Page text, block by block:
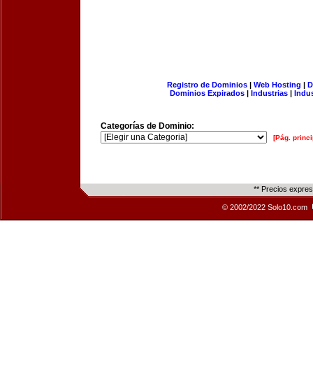
Registro de Dominios| Web Hosting |
Dominios Expirados | Industrias |
Categorías de Dominio:
[Pág.
** Precios
© 2002/2022 Solo10.com